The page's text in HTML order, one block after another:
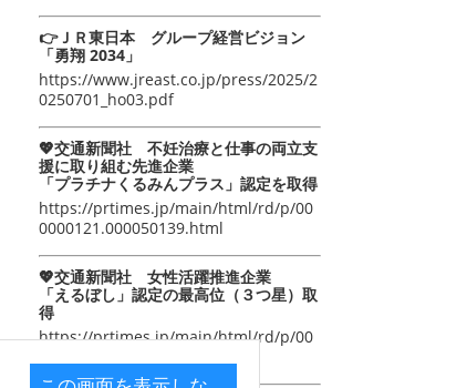
👉ＪＲ東日本 グループ経営ビジョン
「勇翔 2034」
https://www.jreast.co.jp/press/2025/2
0250701_ho03.pdf
💖交通新聞社 不妊治療と仕事の両立支
援に取り組む先進企業
「プラチナくるみんプラス」認定を取得
https://prtimes.jp/main/html/rd/p/00
0000121.000050139.html
💖交通新聞社 女性活躍推進企業
「えるぼし」認定の最高位（３つ星）取
得
https://prtimes.jp/main/html/rd/p/00